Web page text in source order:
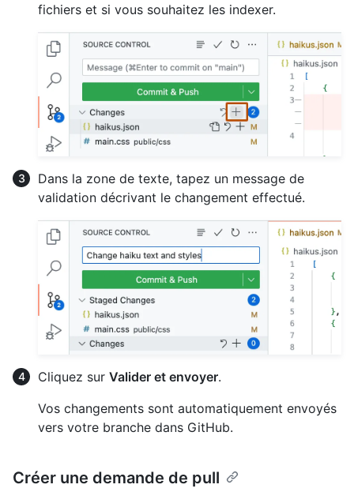
fichiers et si vous souhaitez les indexer.
Dans la zone de texte, tapez un message de
validation décrivant le changement effectué.
Cliquez sur Valider et envoyer.
Vos changements sont automatiquement envoyés
vers votre branche dans GitHub.
Créer une demande de pull